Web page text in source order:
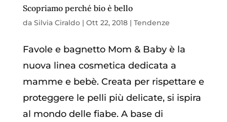
Scopriamo perché bio è bello
da Silvia Ciraldo| Ott 22, 2018| Tendenze
Favole e bagnetto Mom & Baby è la
nuova linea cosmetica dedicata a
mamme e bebè. Creata per rispettare e
proteggere le pelli più delicate, si ispira
al mondo delle fiabe. A base di